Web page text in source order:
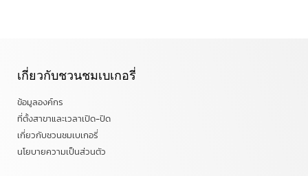
เกี่ยวกับชวนชมเบเกอรี่
ข้อมูลองค์กร
ที่ตั้งสาขาและเวลาเปิด-ปิด
เกี่ยวกับชวนชมเบเกอรี่
นโยบายความเป็นส่วนตัว